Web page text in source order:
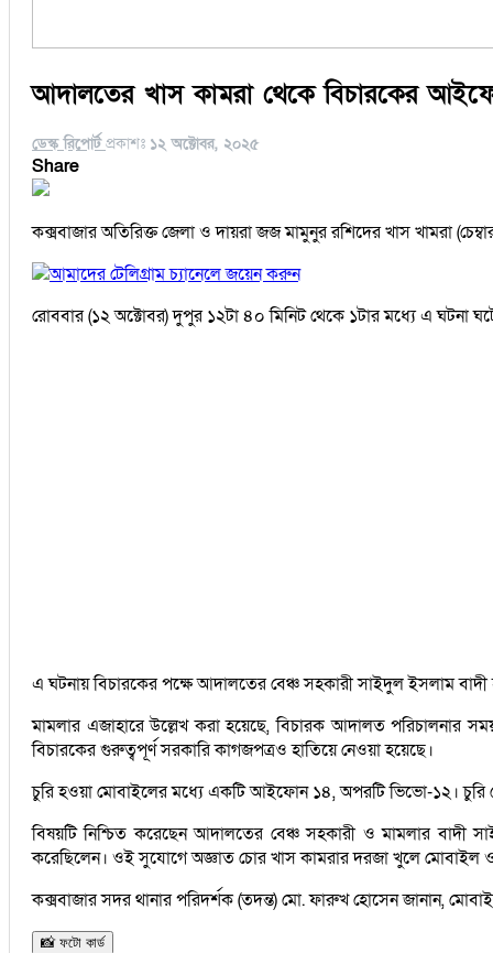
আদালতের খাস কামরা থেকে বিচারকের
ডেস্ক রিপোর্ট প্রকাশঃ ১২ অক্টোবর, ২০২৫
Share
কক্সবাজার অতিরিক্ত জেলা ও দায়রা জজ মামুনুর রশিদের খাস খামরা
আমাদের টেলিগ্রাম চ্যানেলে জয়েন করুন
রোববার (১২ অক্টোবর) দুপুর ১২টা ৪০ মিনিট থেকে ১টার মধ্যে এ ঘটনা
এ ঘটনায় বিচারকের পক্ষে আদালতের বেঞ্চ সহকারী সাইদুল ইসলাম
মামলার এজাহারে উল্লেখ করা হয়েছে, বিচারক আদালত পরিচালনার
বিচারকের গুরুত্বপূর্ণ সরকারি কাগজপত্রও হাতিয়ে নেওয়া হয়েছে।
চুরি হওয়া মোবাইলের মধ্যে একটি আইফোন ১৪, অপরটি ভিভো-১২। চুরি
বিষয়টি নিশ্চিত করেছেন আদালতের বেঞ্চ সহকারী ও মামলার
করেছিলেন। ওই সুযোগে অজ্ঞাত চোর খাস কামরার দরজা খুলে মোবাইল ও
কক্সবাজার সদর থানার পরিদর্শক (তদন্ত) মো. ফারুখ হোসেন জানান,
📸 ফটো কার্ড